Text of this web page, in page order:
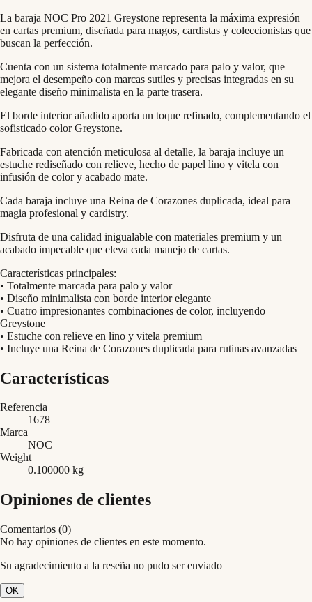
La baraja NOC Pro 2021 Greystone representa la máxima expresión
en cartas premium, diseñada para magos, cardistas y coleccionistas que
buscan la perfección.
Cuenta con un sistema totalmente marcado para palo y valor, que
mejora el desempeño con marcas sutiles y precisas integradas en su
elegante diseño minimalista en la parte trasera.
El borde interior añadido aporta un toque refinado, complementando el
sofisticado color Greystone.
Fabricada con atención meticulosa al detalle, la baraja incluye un
estuche rediseñado con relieve, hecho de papel lino y vitela con
infusión de color y acabado mate.
Cada baraja incluye una Reina de Corazones duplicada, ideal para
magia profesional y cardistry.
Disfruta de una calidad inigualable con materiales premium y un
acabado impecable que eleva cada manejo de cartas.
Características principales:
• Totalmente marcada para palo y valor
• Diseño minimalista con borde interior elegante
• Cuatro impresionantes combinaciones de color, incluyendo
Greystone
• Estuche con relieve en lino y vitela premium
• Incluye una Reina de Corazones duplicada para rutinas avanzadas
Características
Referencia
1678
Marca
NOC
Weight
0.100000 kg
Opiniones de clientes
Comentarios (0)
No hay opiniones de clientes en este momento.
Su agradecimiento a la reseña no pudo ser enviado
OK